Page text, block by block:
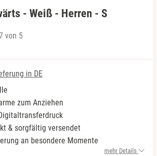
- Weiß - Herren - S
von 5
in DE
zum Anziehen
& sorgfältig versendet
an besondere Momente
mehr Details